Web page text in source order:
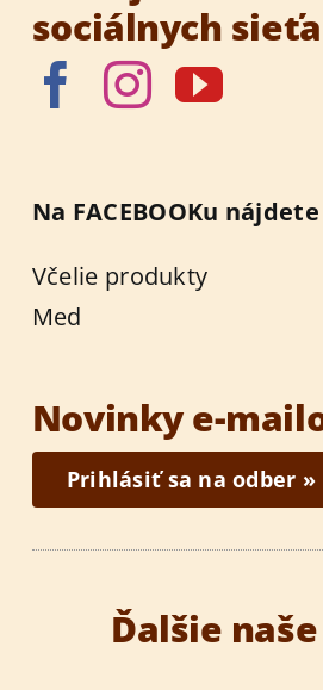
sociálnych
Na FACEBOOKu
Včelie produkty
Med
Novinky e-
Prihlásiť sa na odber »
Ďalšie